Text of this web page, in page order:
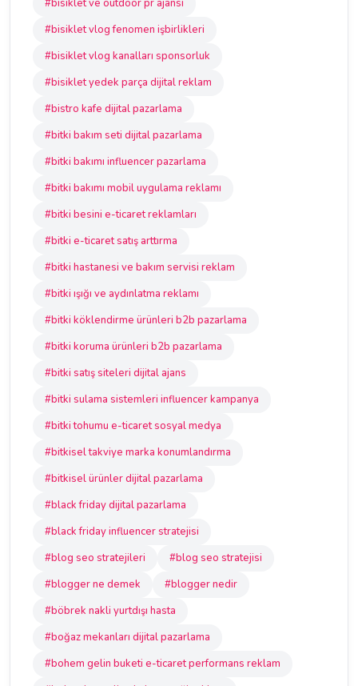
#bisiklet ve outdoor pr ajansı
#bisiklet vlog fenomen işbirlikleri
#bisiklet vlog kanalları sponsorluk
#bisiklet yedek parça dijital reklam
#bistro kafe dijital pazarlama
#bitki bakım seti dijital pazarlama
#bitki bakımı influencer pazarlama
#bitki bakımı mobil uygulama reklamı
#bitki besini e-ticaret reklamları
#bitki e-ticaret satış arttırma
#bitki hastanesi ve bakım servisi reklam
#bitki ışığı ve aydınlatma reklamı
#bitki köklendirme ürünleri b2b pazarlama
#bitki koruma ürünleri b2b pazarlama
#bitki satış siteleri dijital ajans
#bitki sulama sistemleri influencer kampanya
#bitki tohumu e-ticaret sosyal medya
#bitkisel takviye marka konumlandırma
#bitkisel ürünler dijital pazarlama
#black friday dijital pazarlama
#black friday influencer stratejisi
#blog seo stratejileri
#blog seo stratejisi
#blogger ne demek
#blogger nedir
#böbrek nakli yurtdışı hasta
#boğaz mekanları dijital pazarlama
#bohem gelin buketi e-ticaret performans reklam